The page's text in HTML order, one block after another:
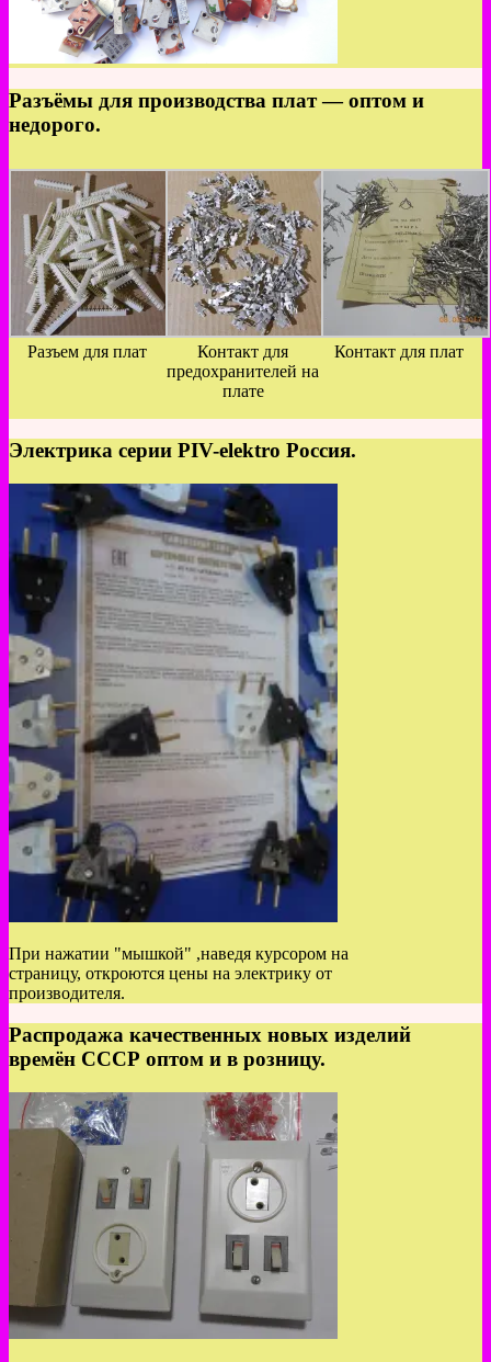
Разъёмы для производства плат — оптом и
недорого.
Разъем для плат
Контакт для
предохранителей на
плате
Контакт для плат
Электрика серии PIV-elektro Россия.
При нажатии "мышкой" ,наведя курсором на
страницу, откроются цены на электрику от
производителя.
Распродажа качественных новых изделий
времён СССР оптом и в розницу.